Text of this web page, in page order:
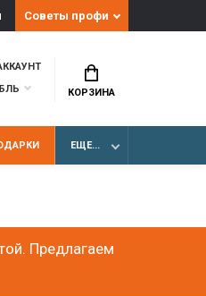
Советы профи
КОРЗИНА
ЕЩЕ...
Предлагаем